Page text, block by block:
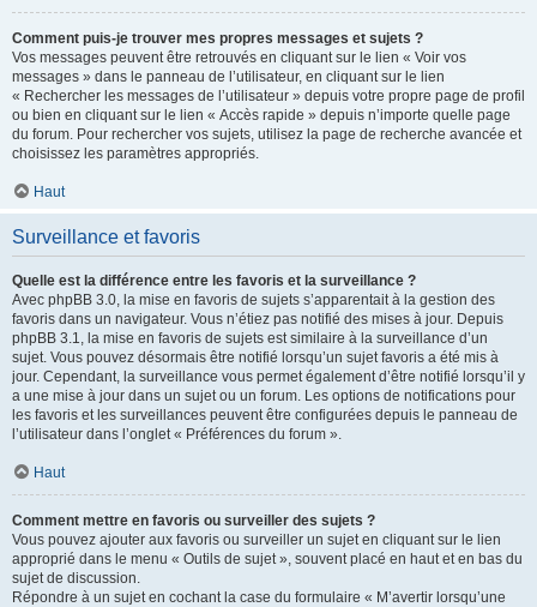
Comment puis-je trouver mes propres messages et sujets ?
Vos messages peuvent être retrouvés en cliquant sur le lien « Voir vos
messages » dans le panneau de l’utilisateur, en cliquant sur le lien
« Rechercher les messages de l’utilisateur » depuis votre propre page de profil
ou bien en cliquant sur le lien « Accès rapide » depuis n’importe quelle page
du forum. Pour rechercher vos sujets, utilisez la page de recherche avancée et
choisissez les paramètres appropriés.
Haut
Surveillance et favoris
Quelle est la différence entre les favoris et la surveillance ?
Avec phpBB 3.0, la mise en favoris de sujets s’apparentait à la gestion des
favoris dans un navigateur. Vous n’étiez pas notifié des mises à jour. Depuis
phpBB 3.1, la mise en favoris de sujets est similaire à la surveillance d’un
sujet. Vous pouvez désormais être notifié lorsqu’un sujet favoris a été mis à
jour. Cependant, la surveillance vous permet également d’être notifié lorsqu’il y
a une mise à jour dans un sujet ou un forum. Les options de notifications pour
les favoris et les surveillances peuvent être configurées depuis le panneau de
l’utilisateur dans l’onglet « Préférences du forum ».
Haut
Comment mettre en favoris ou surveiller des sujets ?
Vous pouvez ajouter aux favoris ou surveiller un sujet en cliquant sur le lien
approprié dans le menu « Outils de sujet », souvent placé en haut et en bas du
sujet de discussion.
Répondre à un sujet en cochant la case du formulaire « M’avertir lorsqu’une